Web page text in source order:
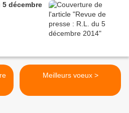
5 décembre
Meilleurs voeux >